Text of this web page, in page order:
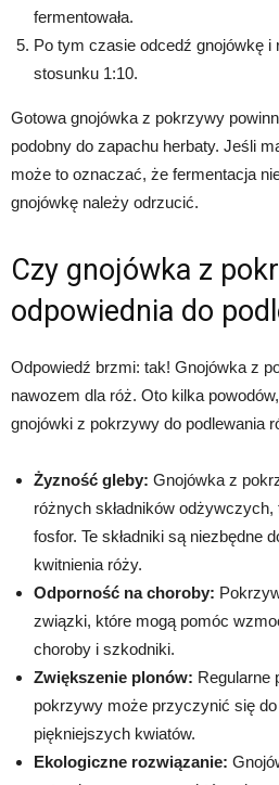
fermentowała.
Po tym czasie odcedź gnojówkę i
stosunku 1:10.
Gotowa gnojówka z pokrzywy
podobny do zapachu herbaty. Jeśli
może to oznaczać, że fermentacja
gnojówkę należy odrzucić.
Czy gnojówka z
odpowiednia do
Odpowiedź brzmi: tak! Gnojówka z
nawozem dla róż. Oto kilka
gnojówki z pokrzywy do podlewania
Żyzność gleby: Gnojówka z
różnych składników
fosfor. Te składniki są niezbędne
kwitnienia róży.
Odporność na choroby:
związki, które mogą pomóc
choroby i szkodniki.
Zwiększenie plonów: Regularne
pokrzywy może przyczynić się
piękniejszych kwiatów.
Ekologiczne rozwiązanie: